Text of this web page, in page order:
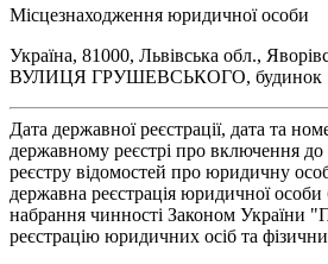
Місцезнаходження юридичної особи
Україна, 81000, Львівська обл.,
ВУЛИЦЯ ГРУШЕВСЬКОГО, будинок
Дата державної реєстрації, дата та
державному реєстрі про включення
реєстру відомостей про юридичну
державна реєстрація юридичної особи
набрання чинності Законом України
реєстрацію юридичних осіб та